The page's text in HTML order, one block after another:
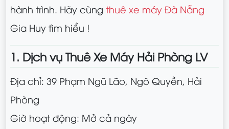
hành trình. Hãy cùng thuê xe máy Đà Nẵng
Gia Huy tìm hiểu !
1. Dịch vụ Thuê Xe Máy Hải Phòng LV
Địa chỉ: 39 Phạm Ngũ Lão, Ngô Quyền, Hải
Phòng
Giờ hoạt động: Mở cả ngày